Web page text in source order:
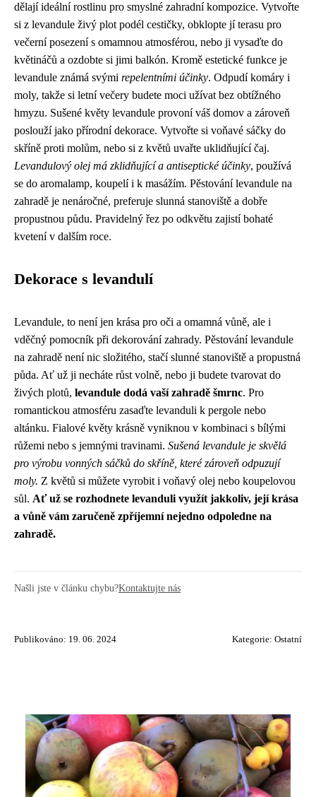
dělají ideální rostlinu pro smyslné zahradní kompozice. Vytvořte
si z levandule živý plot podél cestičky, obklopte jí terasu pro
večerní posezení s omamnou atmosférou, nebo ji vysaďte do
květináčů a ozdobte si jimi balkón. Kromě estetické funkce je
levandule známá svými repelentními účinky. Odpudí komáry i
moly, takže si letní večery budete moci užívat bez obtížného
hmyzu. Sušené květy levandule provoní váš domov a zároveň
poslouží jako přírodní dekorace. Vytvořte si voňavé sáčky do
skříně proti molům, nebo si z květů uvařte uklidňující čaj.
Levandulový olej má zklidňující a antiseptické účinky, používá
se do aromalamp, koupelí i k masážím. Pěstování levandule na
zahradě je nenáročné, preferuje slunná stanoviště a dobře
propustnou půdu. Pravidelný řez po odkvětu zajistí bohaté
kvetení v dalším roce.
Dekorace s levandulí
Levandule, to není jen krása pro oči a omamná vůně, ale i
vděčný pomocník při dekorování zahrady. Pěstování levandule
na zahradě není nic složitého, stačí slunné stanoviště a propustná
půda. Ať už ji necháte růst volně, nebo ji budete tvarovat do
živých plotů, levandule dodá vaší zahradě šmrnc. Pro
romantickou atmosféru zasaďte levanduli k pergole nebo
altánku. Fialové květy krásně vyniknou v kombinaci s bílými
růžemi nebo s jemnými travinami. Sušená levandule je skvělá
pro výrobu vonných sáčků do skříně, které zároveň odpuzují
moly. Z květů si můžete vyrobit i voňavý olej nebo koupelovou
sůl. Ať už se rozhodnete levanduli využít jakkoliv, její krása
a vůně vám zaručeně zpříjemní nejedno odpoledne na
zahradě.
Našli jste v článku chybu?Kontaktujte nás
Publikováno: 19. 06. 2024 Kategorie: Ostatní